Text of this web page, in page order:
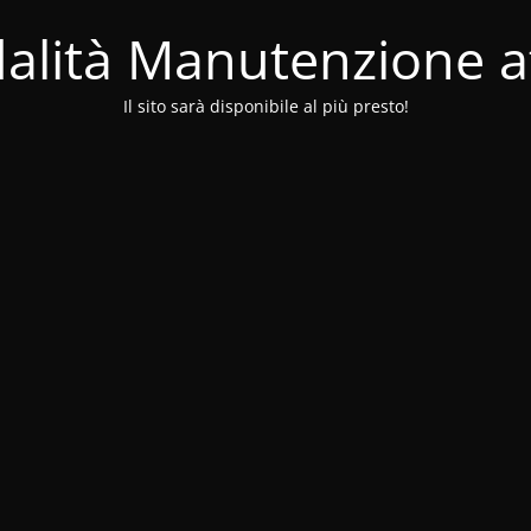
Manutenzione
Il sito sarà disponibile al più presto!